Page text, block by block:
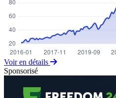
Voir en détails
Sponsorisé